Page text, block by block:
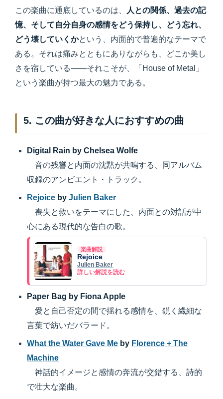
この楽曲に通底しているのは、
人との関係、過去の記
憶、そして自分自身の感情をどう保持し、どう忘れ、
どう壊していくかという、内面的で普遍的なテーマで
ある。それは痛みとともにありながらも、どこか美し
さを宿している――それこそが、「House of Metal」
という楽曲が持つ最大の魅力である。
5. この曲が好きな人におすすめの曲
Digital Rain by Chelsea Wolfe
音の残響と内面の沈黙が共鳴する、同アルバム
収録のアンビエント・トラック。
Rejoice byJulien Baker
喪失と救いをテーマにした、内面との対話が中
心にある現代的な告白の歌。
楽曲解説
Rejoice
Julien Baker
詳しい解説を読む
Paper Bag by Fiona Apple
愛と自己否定の間で揺れる感情を、鋭く繊細な
言葉で紡いだバラード。
What the Water Gave Me by Florence + The
Machine
神話的イメージと感情の奔流が交錯する、詩的
で壮大な楽曲。